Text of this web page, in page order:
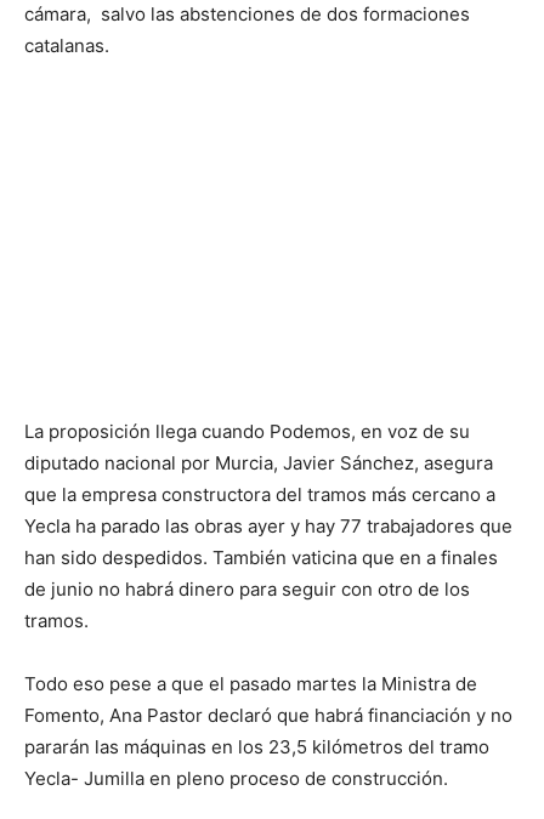
cámara, salvo las abstenciones de dos formaciones
catalanas.
La proposición llega cuando Podemos, en voz de su
diputado nacional por Murcia, Javier Sánchez, asegura
que la empresa constructora del tramos más cercano a
Yecla ha parado las obras ayer y hay 77 trabajadores que
han sido despedidos. También vaticina que en a finales
de junio no habrá dinero para seguir con otro de los
tramos.
Todo eso pese a que el pasado martes la Ministra de
Fomento, Ana Pastor declaró que habrá financiación y no
pararán las máquinas en los 23,5 kilómetros del tramo
Yecla- Jumilla en pleno proceso de construcción.